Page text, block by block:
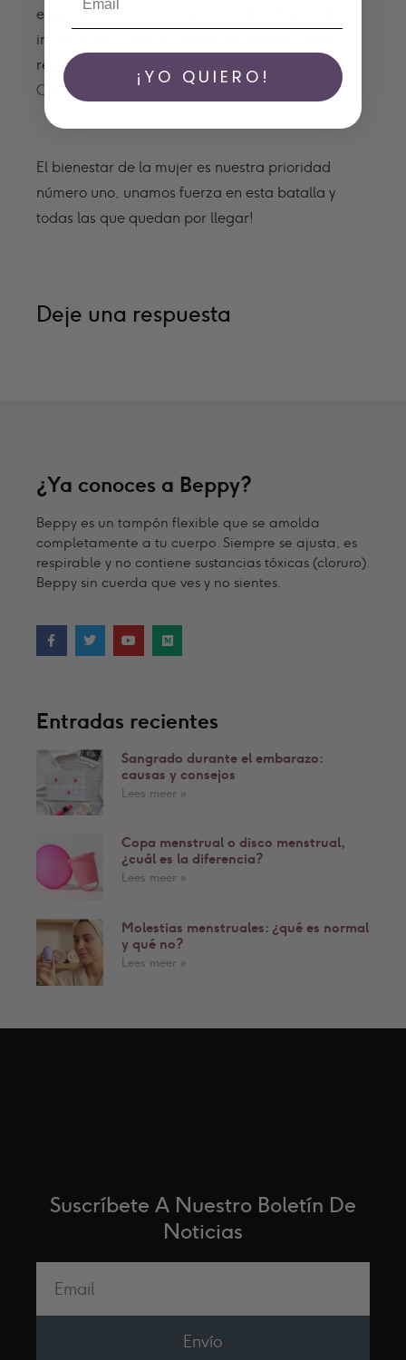
explorémoslo y sintamos curiosidad. Para más
información sobre el cáncer de mama y cómo
realizar autoexploraciones mamarias visita :
Cancer.gov
NBCF WCRF
El bienestar de la mujer es nuestra prioridad
número uno, unamos fuerza en esta batalla y
todas las que quedan por llegar!
Deje una respuesta
¿Ya conoces a Beppy?
Beppy es un tampón flexible que se amolda
completamente a tu cuerpo. Siempre se ajusta, es
respirable y no contiene sustancias tóxicas (cloruro).
Beppy sin cuerda que ves y no sientes.
Entradas recientes
Sangrado durante el embarazo:
causas y consejos
Lees meer »
Copa menstrual o disco menstrual,
¿cuál es la diferencia?
Lees meer »
Molestias menstruales: ¿qué es normal
y qué no?
Lees meer »
Suscríbete A Nuestro Boletín De
Noticias
Envío
¡YO QUIERO!